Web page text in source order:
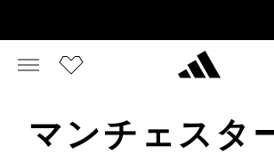
マンチェスタ